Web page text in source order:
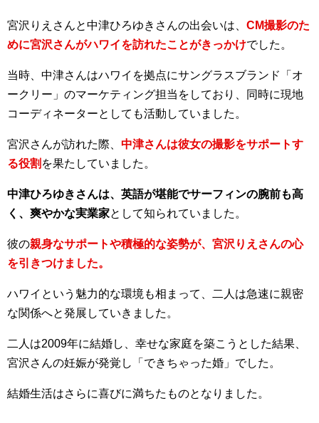
宮沢りえさんと中津ひろゆきさんの出会いは、 CM撮影のた
めに宮沢さんがハワイを訪れたことがきっかけでした。
当時、中津さんはハワイを拠点にサングラスブランド「オ
ークリー」のマーケティング担当をしており、同時に現地
コーディネーターとしても活動していました。
宮沢さんが訪れた際、 中津さんは彼女の撮影をサポートす
る役割 を果たしていました​。
中津ひろゆきさんは、英語が堪能でサーフィンの腕前も高
く、爽やかな実業家として知られていました。
彼の親身なサポートや積極的な姿勢が、宮沢りえさんの心
を引きつけました。
ハワイという魅力的な環境も相まって、二人は急速に親密
な関係へと発展していきました。
二人は2009年に結婚し、幸せな家庭を築こうとした結果、
宮沢さんの妊娠が発覚し「できちゃった婚」でした。
結婚生活はさらに喜びに満ちたものとなりました。